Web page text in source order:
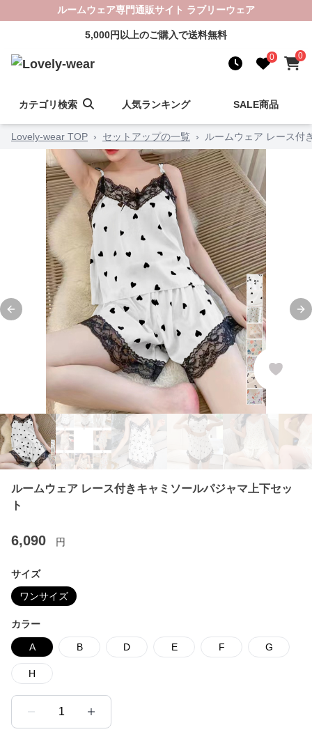
ルームウェア専門通販サイト ラブリーウェア
5,000円以上のご購入で送料無料
0 0
カテゴリ検索 人気ランキング SALE商品
Lovely-wear TOP › セットアップの一覧 › ルームウェア レース付
Previous slide
ルームウェア レース付きキャミソールパジャマ上下セッ
ト
6,090 円
サイズ
ワンサイズ
カラー
A B D E F G
H
1